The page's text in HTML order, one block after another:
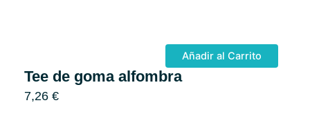
Añadir al Carrito
Tee de goma alfombra
7,26 €